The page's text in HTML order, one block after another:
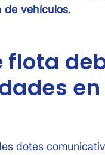
de vehículos.
flota
dotes